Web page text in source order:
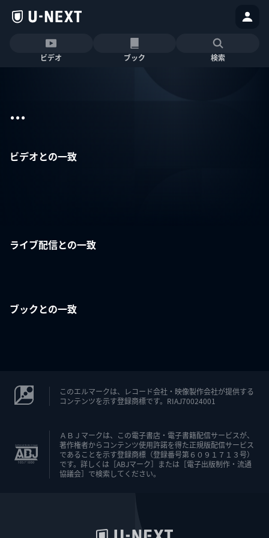
ビデオ ブック 検索
...
ビデオとの一致
ライブ配信との一致
ブックとの一致
このエルマークは、レコード会社・映像製作会社が提供する
コンテンツを示す登録商標です。RIAJ70024001
ＡＢＪマークは、この電子書店・電子書籍配信サービスが、
著作権者からコンテンツ使用許諾を得た正規版配信サービス
であることを示す登録商標（登録番号第６０９１７１３号）
です。詳しくは［ABJマーク］または［電子出版制作・流通
協議会］で検索してください。